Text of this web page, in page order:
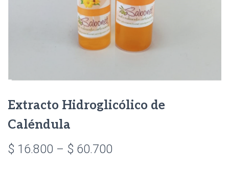
Extracto Hidroglicólico de
Caléndula
$ 16.800 – $ 60.700